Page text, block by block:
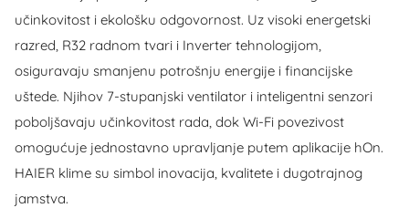
učinkovitost i ekološku odgovornost. Uz visoki energetski
razred, R32 radnom tvari i Inverter tehnologijom,
osiguravaju smanjenu potrošnju energije i financijske
uštede. Njihov 7-stupanjski ventilator i inteligentni senzori
poboljšavaju učinkovitost rada, dok Wi-Fi povezivost
omogućuje jednostavno upravljanje putem aplikacije hOn.
HAIER klime su simbol inovacija, kvalitete i dugotrajnog
jamstva.